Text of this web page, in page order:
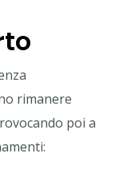
rimanere
poi a